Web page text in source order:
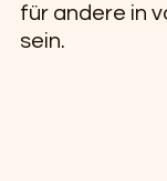
für andere in
sein.